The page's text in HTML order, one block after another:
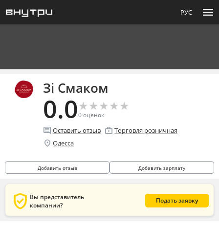
РУС menu
Зі Смаком
0.0★
★★
★★
★★
★★
★
0оценок
comment Оставить отзыв enterprise Торговля розничная
location_on Одесса
Добавить отзыв Добавить зарплату
verified_user Вы представитель
компании?
Подать заявку